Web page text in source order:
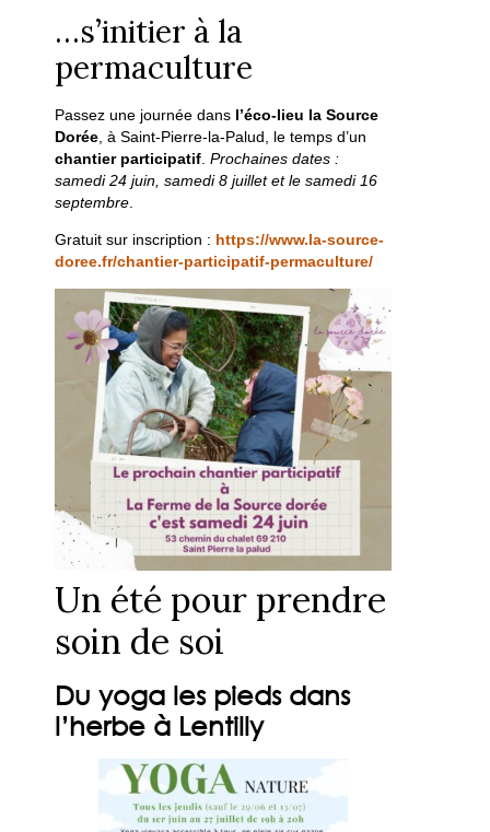
…s’initier à la
permaculture
Passez une journée dans l’éco-lieu la Source
Dorée , à Saint-Pierre-la-Palud, le temps d’un
chantier participatif .Prochaines dates :
samedi 24 juin, samedi 8 juillet et le samedi 16
septembre
Gratuit sur inscription : https://www.la-source-
doree.fr/chantier-participatif-permaculture/
Un été pour prendre
soin de soi
Du yoga les pieds dans
l’herbe à Lentilly